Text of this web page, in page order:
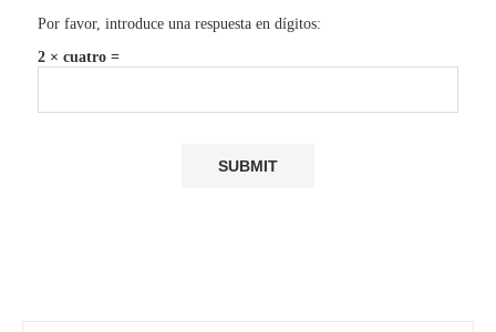
Por favor, introduce una respuesta en dígitos:
2 × cuatro =